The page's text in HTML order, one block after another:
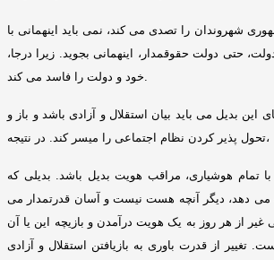
شهروندان را تصدی می کند، نمی باید اینهمانی با
حتی دولت حقوقمدار، اینهمانی بجوید
زیرا درجا،
خود و دولت را فاسد می کند
این بدیل می باید بیان استقلال و آزادی باشد و باز و
تحول پذیر کردن نظام اجتماعی را میسر کنددر نتیجه،
تمام هوشیاری، مراقب هویت بدیل باشد
بدیلی که
دهد، دیگر آنچه هست نیست و آسان قدرتمدار می
غیر از هر روز به یک هویت درآمدن و بازیچه این یا آن
تغییر از قدرت باوری به بازیافتن استقلال و آزادی